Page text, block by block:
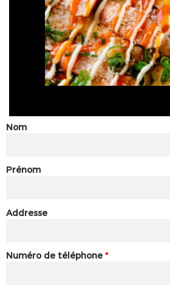
Nom
Prénom
Addresse
Numéro de téléphone *